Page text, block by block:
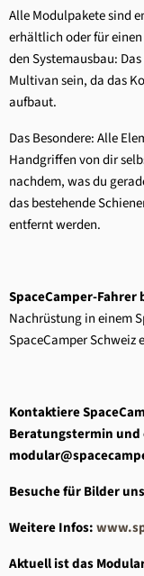
Alle Modulpakete sind
erhältlich oder für
den Systemausbau:
Multivan sein, da das
aufbaut.
Das Besondere: Alle
Handgriffen von dir
nachdem, was du
das bestehende
entfernt werden.
SpaceCamper-
Nachrüstung in einem
SpaceCamper Schweiz
Kontaktiere
Beratungstermin
Besuche für Bilder
Weitere Infos:
Aktuell ist das